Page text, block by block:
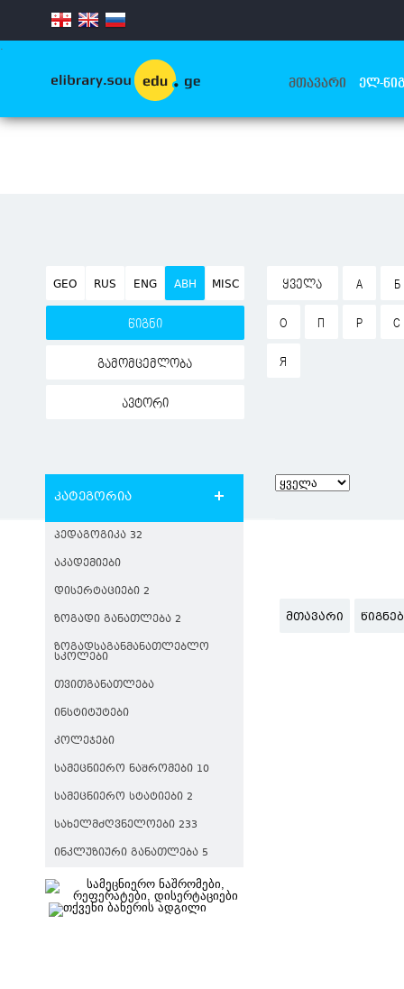
.
ᲛᲗᲐᲕᲐᲠᲘ ᲔᲚ-
GEO RUS ENG ABH MISC
წიგნი
გამომცემლობა
ავტორი
ᲧᲕᲔᲚᲐ А Б
О П Р С
Я
კატეგორია
ᲞᲔᲓᲐᲒᲝᲒᲘᲙᲐ 32
ᲐᲙᲐᲓᲔᲛᲘᲔᲑᲘ
ᲓᲘᲡᲔᲠᲢᲐᲪᲘᲔᲑᲘ 2
ᲖᲝᲒᲐᲓᲘ ᲒᲐᲜᲐᲗᲚᲔᲑᲐ 2
ᲖᲝᲒᲐᲓᲡᲐᲒᲐᲜᲛᲐᲜᲐᲗᲚᲔᲑᲚᲝ
ᲡᲙᲝᲚᲔᲑᲘ
ᲗᲕᲘᲗᲒᲐᲜᲐᲗᲚᲔᲑᲐ
ᲘᲜᲡᲢᲘᲢᲣᲢᲔᲑᲘ
ᲙᲝᲚᲔᲯᲔᲑᲘ
ᲡᲐᲛᲔᲪᲜᲘᲔᲠᲝ ᲜᲐᲨᲠᲝᲛᲔᲑᲘ 10
ᲡᲐᲛᲔᲪᲜᲘᲔᲠᲝ ᲡᲢᲐᲢᲘᲔᲑᲘ 2
ᲡᲐᲮᲔᲚᲛᲫᲦᲕᲜᲔᲚᲝᲔᲑᲘ 233
ᲘᲜᲙᲚᲣᲖᲘᲣᲠᲘ ᲒᲐᲜᲐᲗᲚᲔᲑᲐ 5
ᲛᲗᲐᲕᲐᲠᲘ